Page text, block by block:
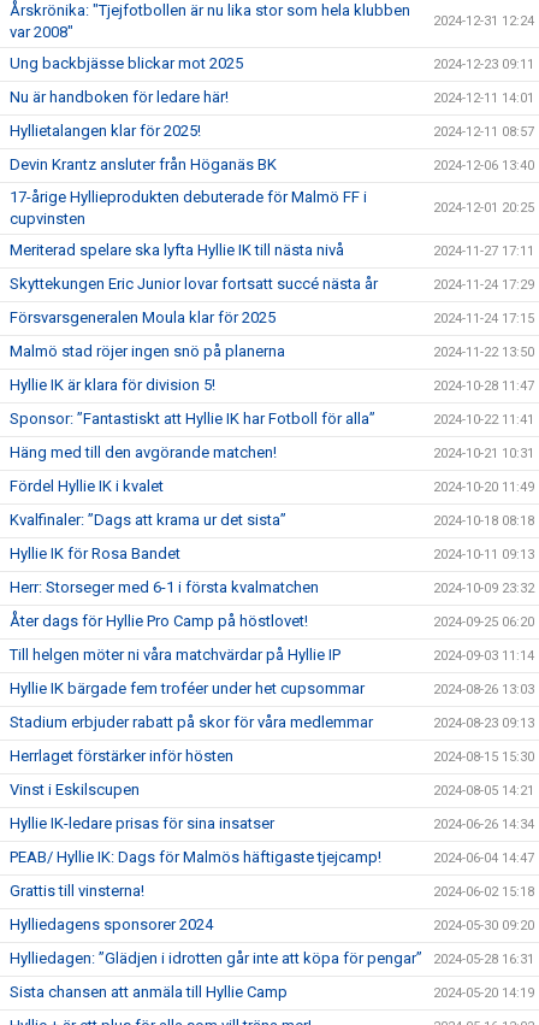
Årskrönika: "Tjejfotbollen är nu lika stor som hela klubben
var 2008"
2024-12-31 12:24
Ung backbjässe blickar mot 2025 2024-12-23 09:11
Nu är handboken för ledare här! 2024-12-11 14:01
Hyllietalangen klar för 2025! 2024-12-11 08:57
Devin Krantz ansluter från Höganäs BK 2024-12-06 13:40
17-årige Hyllieprodukten debuterade för Malmö FF i
cupvinsten
2024-12-01 20:25
Meriterad spelare ska lyfta Hyllie IK till nästa nivå 2024-11-27 17:11
Skyttekungen Eric Junior lovar fortsatt succé nästa år 2024-11-24 17:29
Försvarsgeneralen Moula klar för 2025 2024-11-24 17:15
Malmö stad röjer ingen snö på planerna 2024-11-22 13:50
Hyllie IK är klara för division 5! 2024-10-28 11:47
Sponsor: ”Fantastiskt att Hyllie IK har Fotboll för alla” 2024-10-22 11:41
Häng med till den avgörande matchen! 2024-10-21 10:31
Fördel Hyllie IK i kvalet 2024-10-20 11:49
Kvalfinaler: ”Dags att krama ur det sista” 2024-10-18 08:18
Hyllie IK för Rosa Bandet 2024-10-11 09:13
Herr: Storseger med 6-1 i första kvalmatchen 2024-10-09 23:32
Åter dags för Hyllie Pro Camp på höstlovet! 2024-09-25 06:20
Till helgen möter ni våra matchvärdar på Hyllie IP 2024-09-03 11:14
Hyllie IK bärgade fem troféer under het cupsommar 2024-08-26 13:03
Stadium erbjuder rabatt på skor för våra medlemmar 2024-08-23 09:13
Herrlaget förstärker inför hösten 2024-08-15 15:30
Vinst i Eskilscupen 2024-08-05 14:21
Hyllie IK-ledare prisas för sina insatser 2024-06-26 14:34
PEAB/ Hyllie IK: Dags för Malmös häftigaste tjejcamp! 2024-06-04 14:47
Grattis till vinsterna! 2024-06-02 15:18
Hylliedagens sponsorer 2024 2024-05-30 09:20
Hylliedagen: ”Glädjen i idrotten går inte att köpa för pengar” 2024-05-28 16:31
Sista chansen att anmäla till Hyllie Camp 2024-05-20 14:19